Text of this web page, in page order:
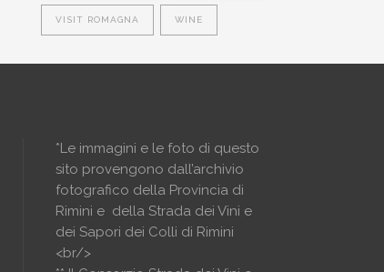
VISIT ROMAGNA WINE
*Le immagini e le foto di questo
sito provengono dall’archivio
fotografico della Provincia di
Rimini e della Strada dei Vini e
dei Sapori dei Colli di Rimini
<br/>